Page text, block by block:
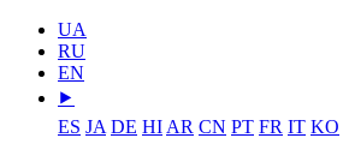
UA
RU
EN
⯈
ES JA DE HI AR CN PT FR IT KO